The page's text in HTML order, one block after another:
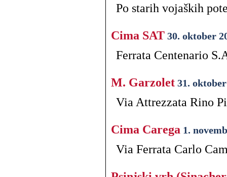
Po starih vojaških
Cima SAT 30. oktober
Ferrata Centenario
M. Garzolet 31.
Via Attrezzata Rino
Cima Carega 1.
Via Ferrata Carlo